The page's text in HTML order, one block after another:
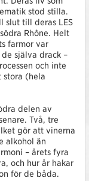
stod stilla.
slut till deras LES
Rhône. Helt
farmor var
själva drack –
och inte
stora (hela
delen av
Två, tre
gör att vinerna
alkohol än
– årets fyra
och hur år hakar
för de båda.